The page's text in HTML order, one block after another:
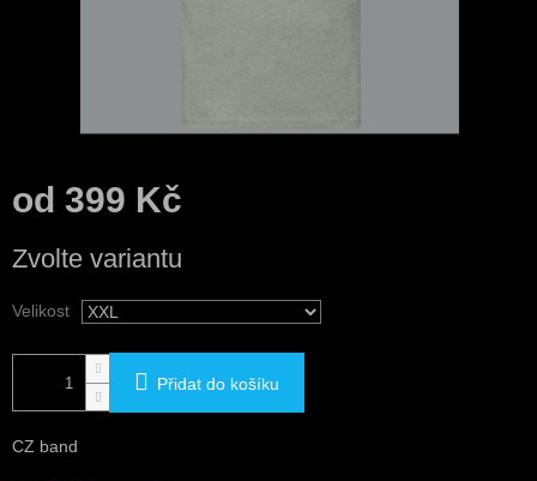
od 399 Kč
cena:
Zvolte variantu
Velikost
Přidat do košíku
CZ band